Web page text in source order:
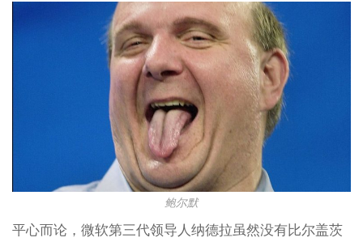
鲍尔默
平心而论，微软第三代领导人纳德拉虽然没有比尔盖茨